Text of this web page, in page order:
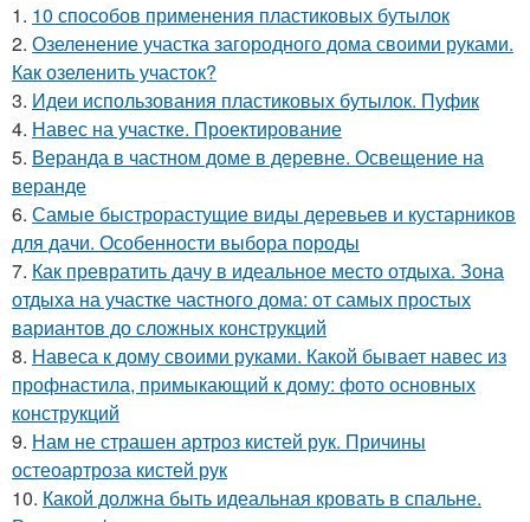
1. 10 способов применения пластиковых бутылок
2. Озеленение участка загородного дома своими руками.
Как озеленить участок?
3. Идеи использования пластиковых бутылок. Пуфик
4. Навес на участке. Проектирование
5. Веранда в частном доме в деревне. Освещение на
веранде
6. Самые быстрорастущие виды деревьев и кустарников
для дачи. Особенности выбора породы
7. Как превратить дачу в идеальное место отдыха. Зона
отдыха на участке частного дома: от самых простых
вариантов до сложных конструкций
8. Навеса к дому своими руками. Какой бывает навес из
профнастила, примыкающий к дому: фото основных
конструкций
9. Нам не страшен артроз кистей рук. Причины
остеоартроза кистей рук
10. Какой должна быть идеальная кровать в спальне.